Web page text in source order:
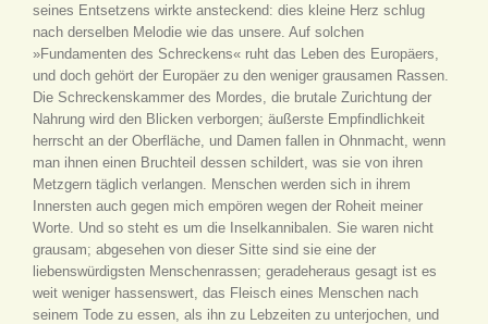
seines Entsetzens wirkte ansteckend: dies kleine Herz schlug
nach derselben Melodie wie das unsere. Auf solchen
»Fundamenten des Schreckens« ruht das Leben des Europäers,
und doch gehört der Europäer zu den weniger grausamen Rassen.
Die Schreckenskammer des Mordes, die brutale Zurichtung der
Nahrung wird den Blicken verborgen; äußerste Empfindlichkeit
herrscht an der Oberfläche, und Damen fallen in Ohnmacht, wenn
man ihnen einen Bruchteil dessen schildert, was sie von ihren
Metzgern täglich verlangen. Menschen werden sich in ihrem
Innersten auch gegen mich empören wegen der Roheit meiner
Worte. Und so steht es um die Inselkannibalen. Sie waren nicht
grausam; abgesehen von dieser Sitte sind sie eine der
liebenswürdigsten Menschenrassen; geradeheraus gesagt ist es
weit weniger hassenswert, das Fleisch eines Menschen nach
seinem Tode zu essen, als ihn zu Lebzeiten zu unterjochen, und